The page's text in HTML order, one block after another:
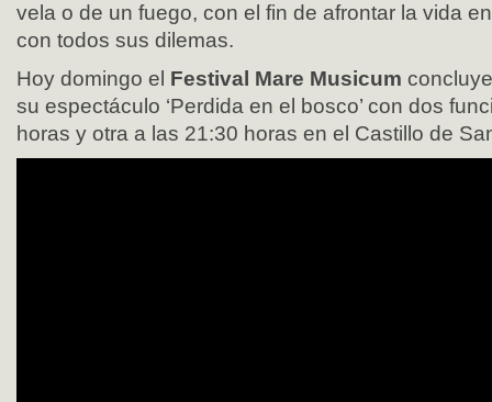
vela o de un fuego, con el fin de afrontar la vida
con todos sus dilemas.
Hoy domingo el Festival Mare Musicum
su espectáculo ‘Perdida en el bosco’ con dos
horas y otra a las 21:30 horas en el Castillo de